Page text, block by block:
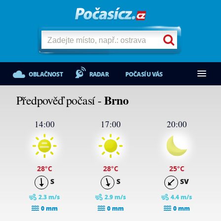
OBLAČNOST RADAR POČASÍ U VÁS
Předpověď počasí -Brno
14:00
28°C
S
2.3 m/s
0 mm
17:00
28°C
S
2.9 m/s
0 mm
20:00
25°C
SV
4.4 m/s
0 mm